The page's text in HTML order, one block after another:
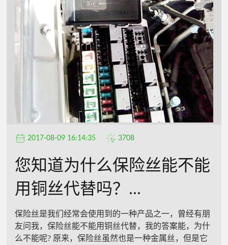
2017-08-09 16:14:35 3708
您知道为什么保险丝能不能
用铜丝代替吗？...
保险丝是我们经常会使用到的一种产品之一，曾经有朋
友问我，保险丝能不能用铜丝代替，我的答案能，为什
么不能呢? 原来，保险丝虽然也是一种金属丝，但是它